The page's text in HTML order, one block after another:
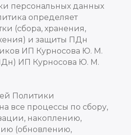
персональных данных
определяет
(сбора, хранения,
и защиты ПДн
ИП Курносова Ю. М.
ИП Курносова Ю. М.
Политики
все процессы по сбору,
накоплению,
(обновлению,